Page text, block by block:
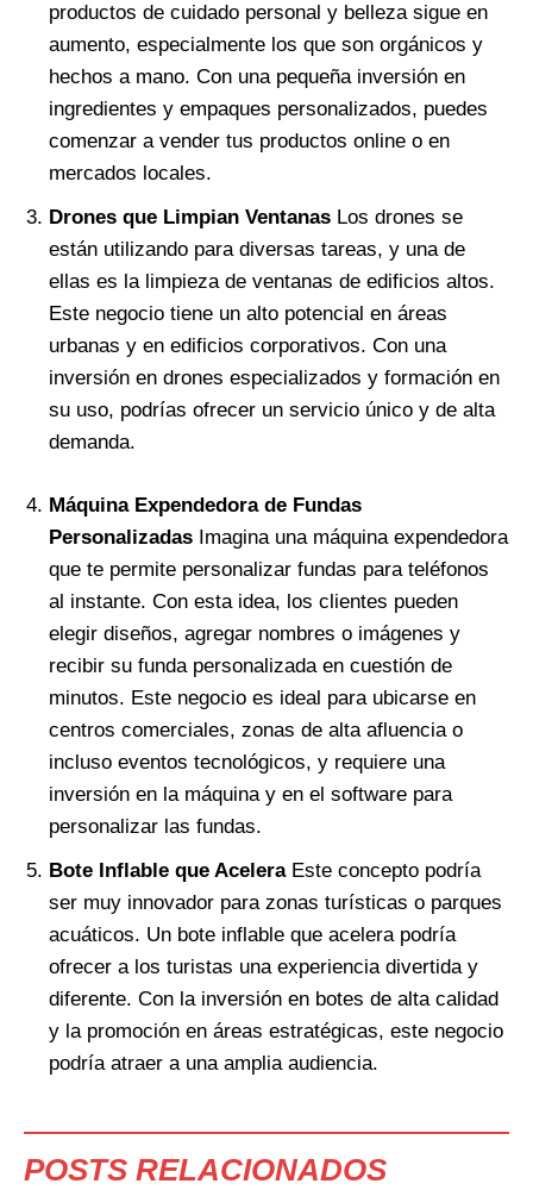
productos de cuidado personal y belleza sigue en
aumento, especialmente los que son orgánicos y
hechos a mano. Con una pequeña inversión en
ingredientes y empaques personalizados, puedes
comenzar a vender tus productos online o en
mercados locales.
Drones que Limpian Ventanas Los drones se
están utilizando para diversas tareas, y una de
ellas es la limpieza de ventanas de edificios altos.
Este negocio tiene un alto potencial en áreas
urbanas y en edificios corporativos. Con una
inversión en drones especializados y formación en
su uso, podrías ofrecer un servicio único y de alta
demanda.
Máquina Expendedora de Fundas
Personalizadas Imagina una máquina expendedora
que te permite personalizar fundas para teléfonos
al instante. Con esta idea, los clientes pueden
elegir diseños, agregar nombres o imágenes y
recibir su funda personalizada en cuestión de
minutos. Este negocio es ideal para ubicarse en
centros comerciales, zonas de alta afluencia o
incluso eventos tecnológicos, y requiere una
inversión en la máquina y en el software para
personalizar las fundas.
Bote Inflable que AceleraEste concepto podría
ser muy innovador para zonas turísticas o parques
acuáticos. Un bote inflable que acelera podría
ofrecer a los turistas una experiencia divertida y
diferente. Con la inversión en botes de alta calidad
y la promoción en áreas estratégicas, este negocio
podría atraer a una amplia audiencia.
POSTS RELACIONADOS